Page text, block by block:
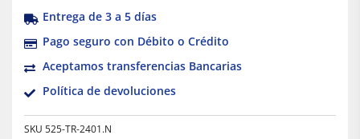
Entrega de 3 a 5 días
Pago seguro con Débito o Crédito
Aceptamos transferencias Bancarias
Política de devoluciones
SKU 525-TR-2401.N